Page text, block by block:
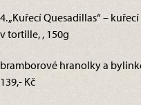
4. „Kuřecí Quesadillas“ –
v tortille, , 150g
bramborové hranolky a
139,- Kč